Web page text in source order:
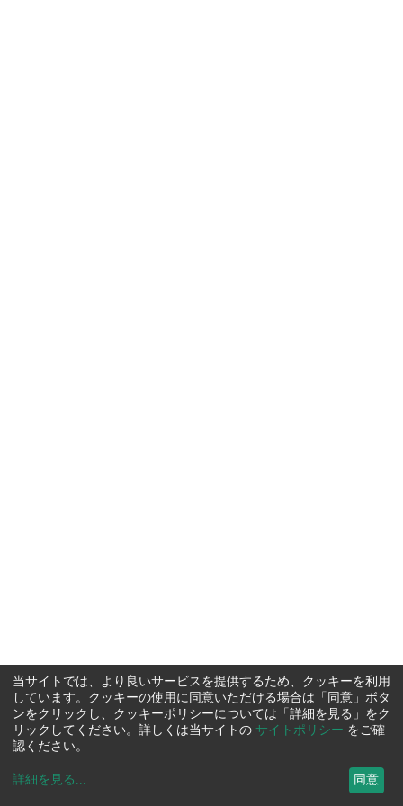
当サイトでは、より良いサービスを提供するため、クッキーを利用
しています。クッキーの使用に同意いただける場合は「同意」ボタ
ンをクリックし、クッキーポリシーについては「詳細を見る」をク
リックしてください。詳しくは当サイトの サイトポリシー をご確
認ください。
詳細を見る ... 同意